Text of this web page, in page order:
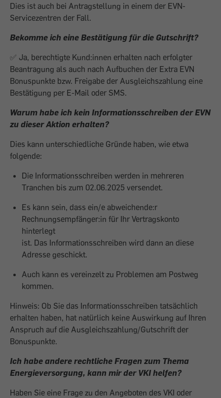
Dies ist auch bei Antragstellung in einem der EVN-
Servicezentren der Fall.
Bekomme ich eine Bestätigung für die Gutschrift?
✅ Ja, berechtigte Kund:innen erhalten nach erfolgter
Beantragung als auch nach Aufbuchen der Extra EVN
Bonuspunkte bzw. Freigabe der Ausgleichszahlung eine
Bestätigung per E-Mail oder SMS.
Warum habe ich kein Informationsschreiben der EVN
zu dieser Aktion erhalten?
Dies kann unterschiedliche Gründe haben, wie etwa
folgende:
Die Informationsschreiben werden in mehreren
Tranchen bis zum 02.06.2025 versendet.
Es kann sein, dass ein/e abweichende:r
Rechnungsempfänger:in für Ihr Vertragskonto
hinterlegt
ist. Das Informationsschreiben wird dann an diese
Adresse geschickt.
Auch kann es vereinzelt zu Problemen am Postweg
kommen.
Hinweis: Ob Sie das Informationsschreiben tatsächlich
erhalten haben, hat natürlich keine Auswirkung auf Ihren
Anspruch auf die Ausgleichszahlung/Gutschrift der
Bonuspunkte.
Ich habe andere rechtliche Fragen zum Thema
Energieversorgung, kann mir der VKI helfen?
Haben Sie eine Frage zu den Angeboten des VKI oder